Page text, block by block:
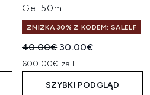
Gel 50ml
ZNIŻKA 30% Z KODEM: SALELF
Sugerowana cena
40.00€ Aktualna cena:
30.00€
600.00€ za L
SZYBKI PODGLĄD